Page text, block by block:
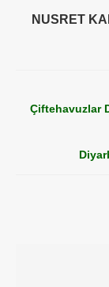
NUSRET
Çiftehavuzlar